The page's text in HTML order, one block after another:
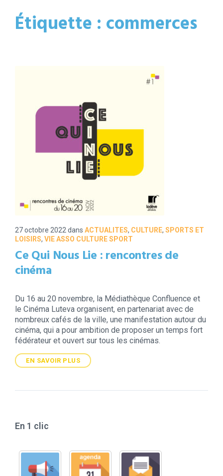
Étiquette : commerces
27 octobre 2022dans ACTUALITES, CULTURE, SPORTS ET
LOISIRS, VIE ASSO CULTURE SPORT
Ce Qui Nous Lie : rencontres de
cinéma
Du 16 au 20 novembre, la Médiathèque Confluence et
le Cinéma Luteva organisent, en partenariat avec de
nombreux cafés de la ville, une manifestation autour du
cinéma, qui a pour ambition de proposer un temps fort
fédérateur et ouvert sur tous les cinémas.
EN SAVOIR PLUS
En 1 clic